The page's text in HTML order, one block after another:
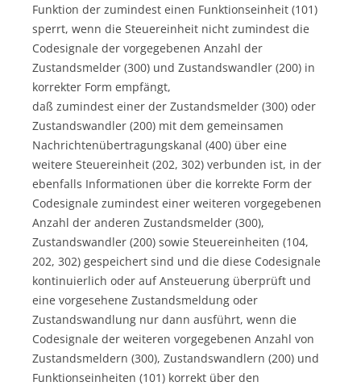
Funktion der zumindest einen Funktionseinheit (101)
sperrt, wenn die Steuereinheit nicht zumindest die
Codesignale der vorgegebenen Anzahl der
Zustandsmelder (300) und Zustandswandler (200) in
korrekter Form empfängt,
daß zumindest einer der Zustandsmelder (300) oder
Zustandswandler (200) mit dem gemeinsamen
Nachrichtenübertragungskanal (400) über eine
weitere Steuereinheit (202, 302) verbunden ist, in der
ebenfalls Informationen über die korrekte Form der
Codesignale zumindest einer weiteren vorgegebenen
Anzahl der anderen Zustandsmelder (300),
Zustandswandler (200) sowie Steuereinheiten (104,
202, 302) gespeichert sind und die diese Codesignale
kontinuierlich oder auf Ansteuerung überprüft und
eine vorgesehene Zustandsmeldung oder
Zustandswandlung nur dann ausführt, wenn die
Codesignale der weiteren vorgegebenen Anzahl von
Zustandsmeldern (300), Zustandswandlern (200) und
Funktionseinheiten (101) korrekt über den